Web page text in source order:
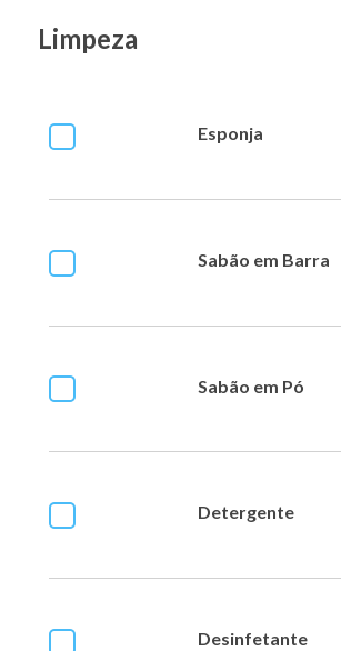
Limpeza
Esponja
Sabão em Barra
Sabão em Pó
Detergente
Desinfetante